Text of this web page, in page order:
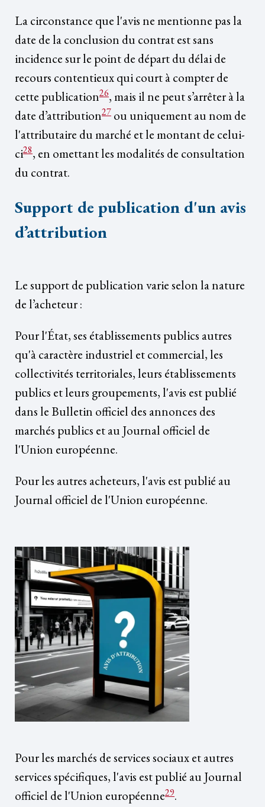
La circonstance que l'avis ne mentionne pas la
date de la conclusion du contrat est sans
incidence sur le point de départ du délai de
recours contentieux qui court à compter de
cette publication26, mais il ne peut s’arrêter à la
date d’attribution27 ou uniquement au nom de
l'attributaire du marché et le montant de celui-
ci28, en omettant les modalités de consultation
du contrat.
Support de publication d'un avis
d’attribution
Le support de publication varie selon la nature
de l’acheteur :
Pour l'État, ses établissements publics autres
qu'à caractère industriel et commercial, les
collectivités territoriales, leurs établissements
publics et leurs groupements, l'avis est publié
dans le Bulletin officiel des annonces des
marchés publics et au Journal officiel de
l'Union européenne.
Pour les autres acheteurs, l'avis est publié au
Journal officiel de l'Union européenne.
Pour les marchés de services sociaux et autres
services spécifiques, l'avis est publié au Journal
officiel de l'Union européenne29.